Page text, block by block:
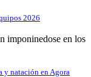
2026
imponinedose en los
y natación en Agora